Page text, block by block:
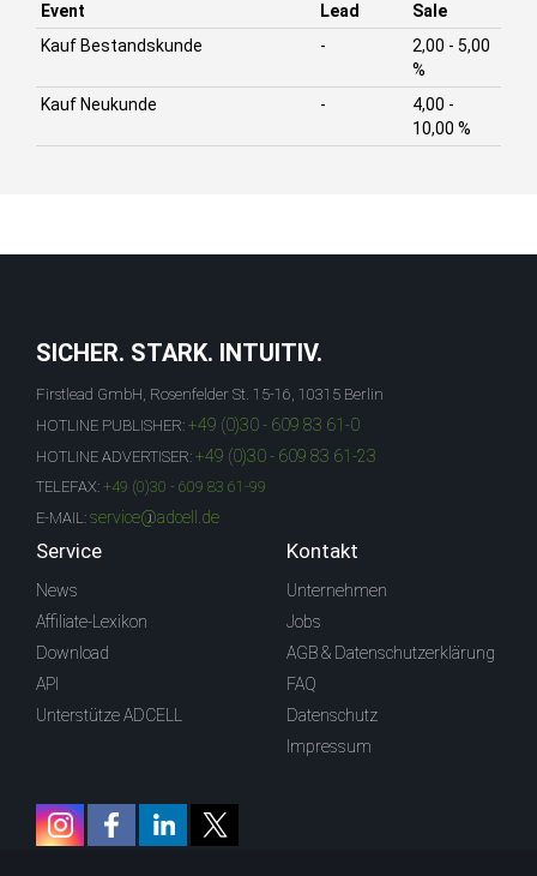
Event Lead
Sale
Kauf Bestandskunde
-
2,00 - 5,00
%
Kauf Neukunde
-
4,00 -
10,00 %
SICHER. STARK. INTUITIV.
Firstlead GmbH, Rosenfelder St. 15-16, 10315 Berlin
HOTLINE PUBLISHER: +49 (0)30 - 609 83 61-0
HOTLINE ADVERTISER: +49 (0)30 - 609 83 61-23
TELEFAX: +49 (0)30 - 609 83 61-99
E-MAIL: service@adcell.de
Service
News
Affiliate-Lexikon
Download
API
Unterstütze ADCELL
Kontakt
Unternehmen
Jobs
AGB & Datenschutzerklärung
FAQ
Datenschutz
Impressum